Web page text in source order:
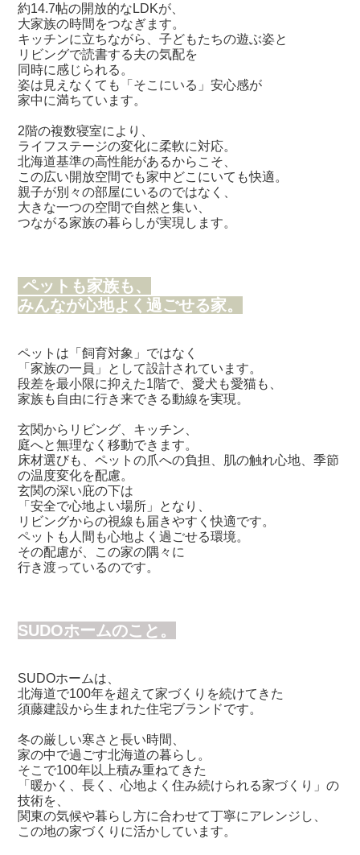
約14.7帖の開放的なLDKが、
大家族の時間をつなぎます。
キッチンに立ちながら、子どもたちの遊ぶ姿と
リビングで読書する夫の気配を
同時に感じられる。
姿は見えなくても「そこにいる」安心感が
家中に満ちています。
2階の複数寝室により、
ライフステージの変化に柔軟に対応。
北海道基準の高性能があるからこそ、
この広い開放空間でも家中どこにいても快適。
親子が別々の部屋にいるのではなく、
大きな一つの空間で自然と集い、
つながる家族の暮らしが実現します。
ペットも家族も、
みんなが心地よく過ごせる家。
ペットは「飼育対象」ではなく
「家族の一員」として設計されています。
段差を最小限に抑えた1階で、愛犬も愛猫も、
家族も自由に行き来できる動線を実現。
玄関からリビング、キッチン、
庭へと無理なく移動できます。
床材選びも、ペットの爪への負担、肌の触れ心地、季節
の温度変化を配慮。
玄関の深い庇の下は
「安全で心地よい場所」となり、
リビングからの視線も届きやすく快適です。
ペットも人間も心地よく過ごせる環境。
その配慮が、この家の隅々に
行き渡っているのです。
SUDOホームのこと。
SUDOホームは、
北海道で100年を超えて家づくりを続けてきた
須藤建設から生まれた住宅ブランドです。
冬の厳しい寒さと長い時間、
家の中で過ごす北海道の暮らし。
そこで100年以上積み重ねてきた
「暖かく、長く、心地よく住み続けられる家づくり」の
技術を、
関東の気候や暮らし方に合わせて丁寧にアレンジし、
この地の家づくりに活かしています。